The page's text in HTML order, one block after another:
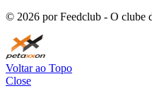
© 2026 por Feedclub - O clube
Voltar ao Topo
Close